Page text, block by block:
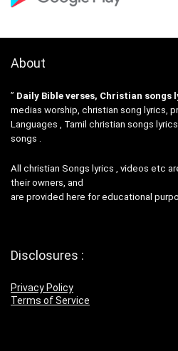
About
” Daily Bible verses, Christian songs
medias worship, christian song lyrics,
Languages , Tamil christian songs
songs .
All christian Songs lyrics , videos etc
their owners, and
are provided here for educational
Disclosures :
Privacy Policy
Terms of Service